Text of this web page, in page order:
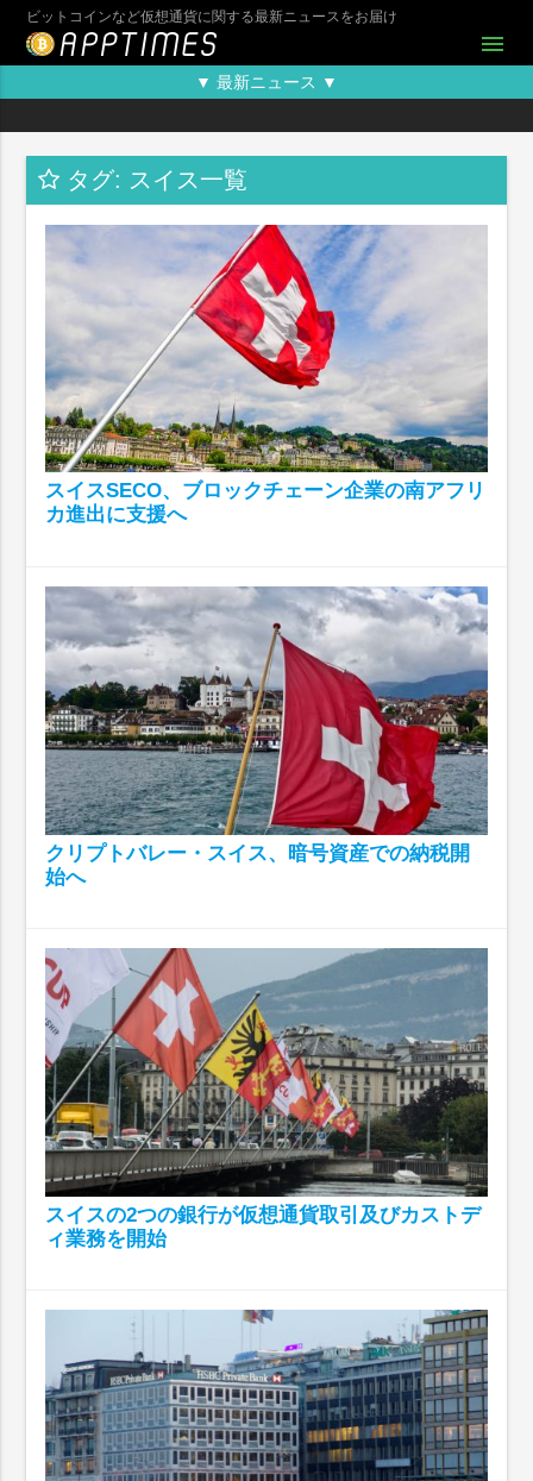
ビットコインなど仮想通貨に関する最新ニュースをお届け
menu
▼ 最新ニュース ▼
タグ: スイス一覧
スイスSECO、ブロックチェーン企業の南アフリ
カ進出に支援へ
クリプトバレー・スイス、暗号資産での納税開
始へ
スイスの2つの銀行が仮想通貨取引及びカストデ
ィ業務を開始